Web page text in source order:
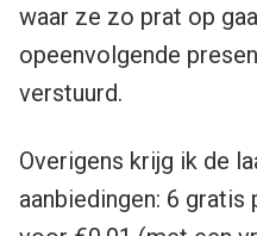
waar ze zo prat op
opeenvolgende
verstuurd.
Overigens krijg ik de
aanbiedingen: 6